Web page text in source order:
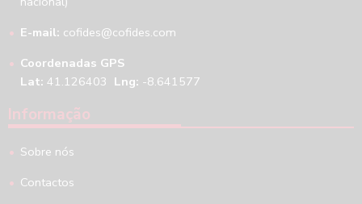
E-mail: cofides@cofides.com
Coordenadas GPS
Lat: 41.126403 Lng: -8.641577
Informação
Sobre nós
Contactos